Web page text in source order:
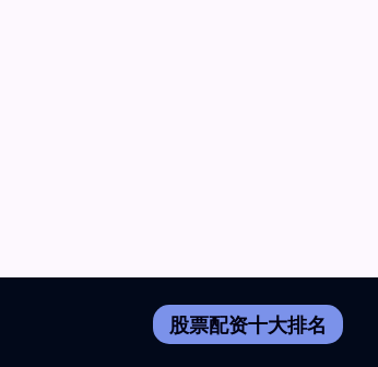
股票配资十大排名